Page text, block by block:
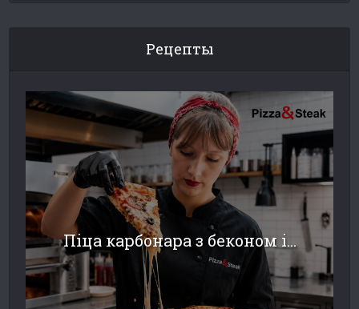
Рецепты
Піца карбонара з беконом і...